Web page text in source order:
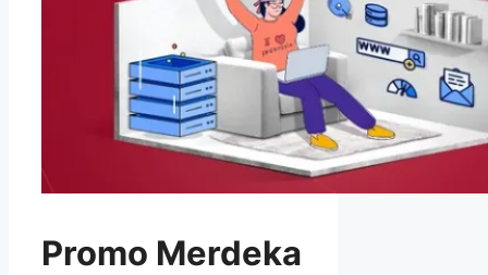
Promo Merdeka